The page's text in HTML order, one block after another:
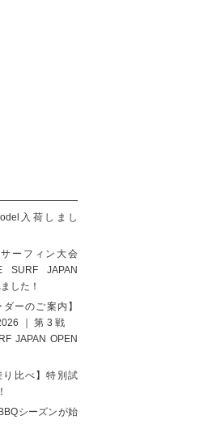
入荷しまし
ーフィン大会
SURF JAPAN
した！
ーのご案内】
2026｜第3戦
JAPAN OPEN
り比べ】特別試
シーズンが始